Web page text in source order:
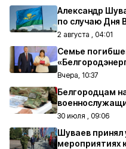
Александр
по случаю Дня
2 августа , 04:01
Семье
Вчера, 10:37
Белгородцам
30 июля , 09:06
Шуваев принял
мероприятиях